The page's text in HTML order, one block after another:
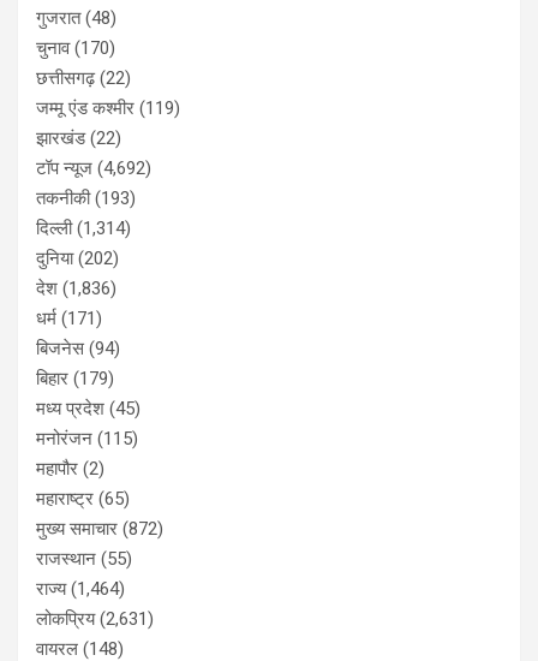
गुजरात(48)
चुनाव(170)
छत्तीसगढ़(22)
जम्मू एंड कश्मीर (119)
झारखंड(22)
टॉप न्यूज (4,692)
तकनीकी(193)
दिल्ली(1,314)
दुनिया(202)
देश (1,836)
धर्म (171)
बिजनेस(94)
बिहार (179)
मध्य प्रदेश (45)
मनोरंजन (115)
महापौर (2)
महाराष्ट्र (65)
मुख्य समाचार (872)
राजस्थान (55)
राज्य(1,464)
लोकप्रिय(2,631)
वायरल (148)